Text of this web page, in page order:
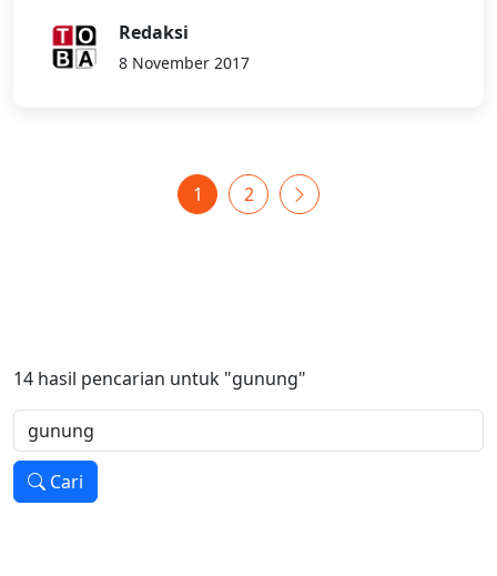
Redaksi
8 November 2017
1 2
14 hasil pencarian untuk "gunung"
Cari